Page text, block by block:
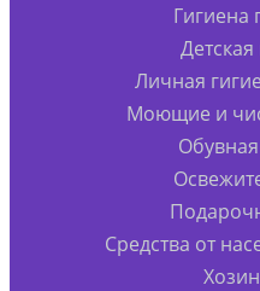
Гигиена
Личная
Моющие и
Средства от